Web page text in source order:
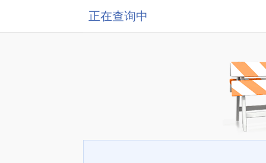
正在查询中